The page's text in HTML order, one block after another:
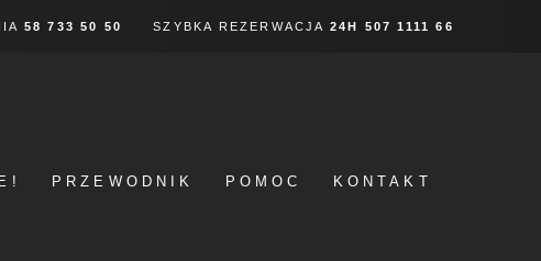
58 733 50 50 SZYBKA REZERWACJA 24H 507 1111 66
PRZEWODNIK POMOC KONTAKT